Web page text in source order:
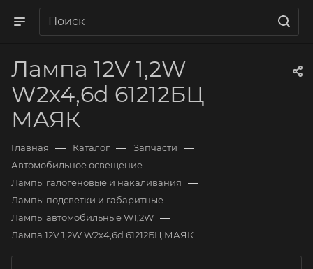
Лампа 12V 1,2W
W2х4,6d 61212БЦ
МАЯК
Главная — Каталог — Запчасти —
Автомобильное освещение —
Лампы галогеновые и накаливания —
Лампы подсветки и габаритные —
Лампы автомобильные W1,2W —
Лампа 12V 1,2W W2х4,6d 61212БЦ МАЯК